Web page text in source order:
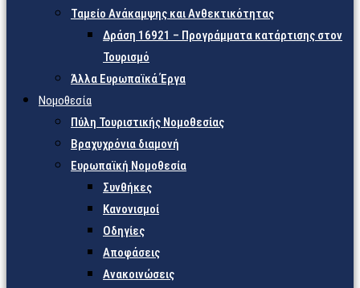
Ταμείο Ανάκαμψης και Ανθεκτικότητας
Δράση 16921 – Προγράμματα κατάρτισης στον
Τουρισμό
Άλλα Ευρωπαϊκά Έργα
Νομοθεσία
Πύλη Τουριστικής Νομοθεσίας
Βραχυχρόνια διαμονή
Ευρωπαϊκή Νομοθεσία
Συνθήκες
Κανονισμοί
Οδηγίες
Αποφάσεις
Ανακοινώσεις